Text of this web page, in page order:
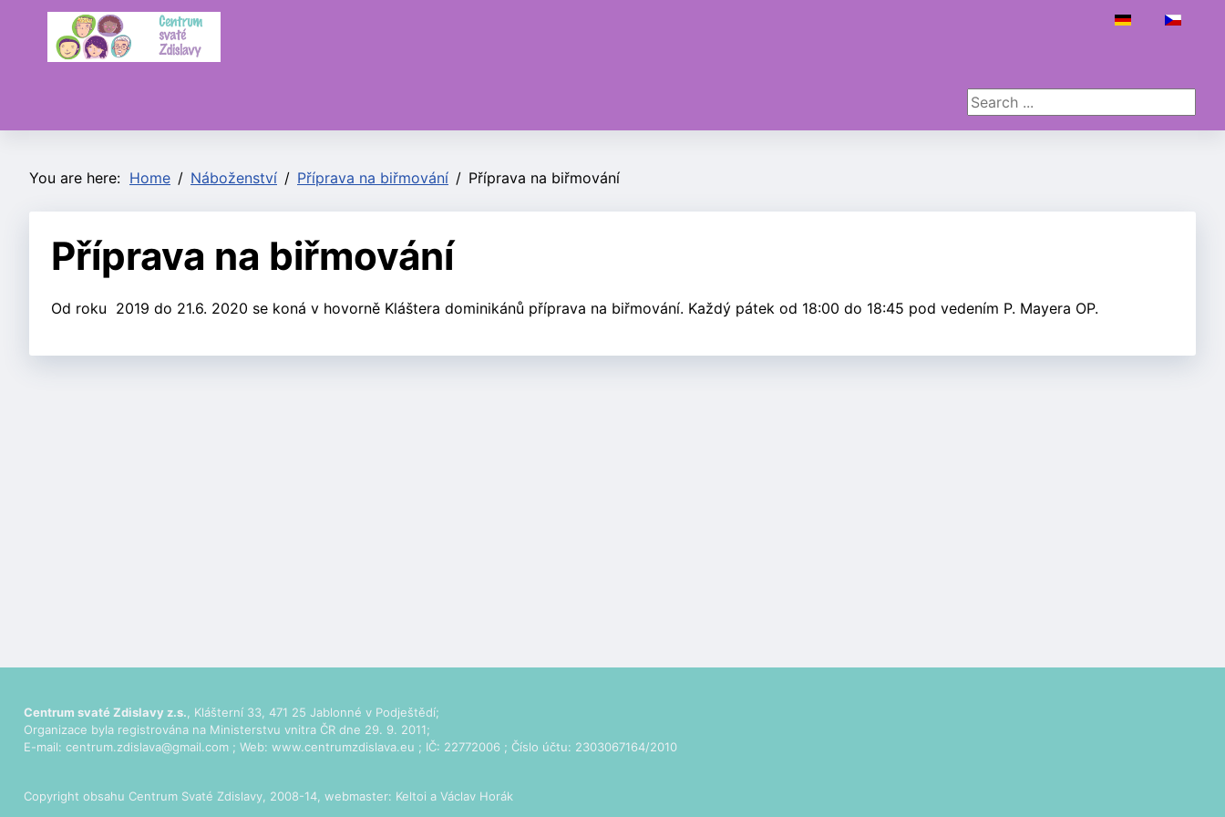
Select your
Search ...
You are here: Home Náboženství Příprava na biřmování Příprava na biřmování
Příprava na biřmování
Od roku 2019 do 21.6. 2020 se koná v hovorně Kláštera dominikánů příprava na biřmování. Každý pátek od 18:00 do 18:45 pod vedením P. Mayera OP.
Centrum svaté Zdislavy z.s. , Klášterní 33, 471 25 Jablonné v Podještědí;
Organizace byla registrována na Ministerstvu vnitra ČR dne 29. 9. 2011;
E-mail: centrum.zdislava@gmail.com ; Web: www.centrumzdislava.eu ; IČ: 22772006 ; Číslo účtu: 2303067164/2010
Copyright obsahu Centrum Svaté Zdislavy, 2008-14, webmaster: Keltoi a Václav Horák